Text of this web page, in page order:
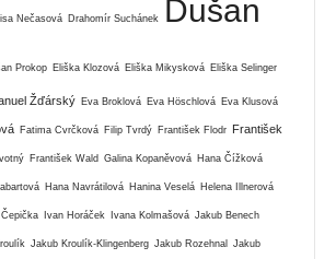
Nečasová Drahomír Suchánek
Dušan
Prokop Eliška Klozová Eliška Mikysková Eliška Selinger
Žďárský Eva Broklová Eva Höschlová Eva Klusová
Fatima Cvrčková Filip Tvrdý František Flodr František
František Wald Galina Kopaněvová Hana Čížková
Hana Navrátilová Hanina Veselá Helena Illnerová
Čepička Ivan Horáček Ivana Kolmašová Jakub Benech
Jakub Kroulík-Klingenberg Jakub Rozehnal Jakub